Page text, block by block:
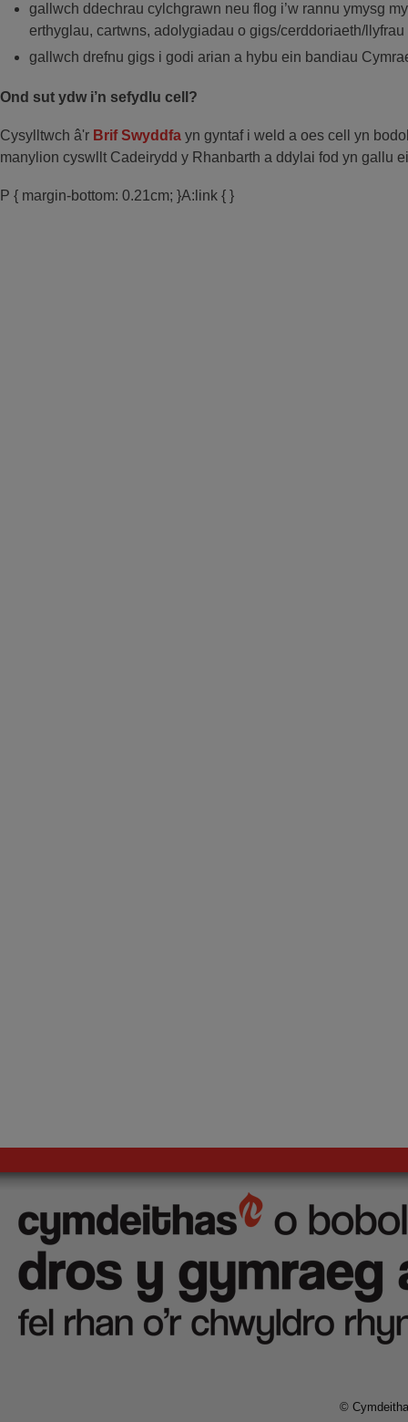
gallwch ddechrau cylchgrawn neu flog i’w rannu ymysg
erthyglau, cartwns, adolygiadau o gigs/cerddoriaeth/llyfrau
gallwch drefnu gigs i godi arian a hybu ein bandiau
Ond sut ydw i’n sefydlu cell?
Cysylltwch â'r Brif Swyddfa yn gyntaf i weld a oes cell yn
manylion cyswllt Cadeirydd y Rhanbarth a ddylai fod yn gallu
P { margin-bottom: 0.21cm; }A:link { }
©